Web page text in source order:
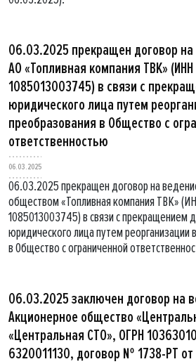
06.03.2025 прекращен договор на
АО «Топливная компания ТВК»
1085013003745) в связи с
юридического лица путем
преобразования в Общество с
ответственностью
06.03.2025
06.03.2025 прекращен договор на
обществом «Топливная компания ТВК»
1085013003745) в связи с прекращением
юридического лица путем
в Общество с ограниченной
06.03.2025 заключен договор на
Акционерное общество
«Центральная СТО», ОГРН
6320011130, договор № 1738-РТ